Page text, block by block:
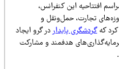
این کنفرانس،
تجارت، حمل‌ونقل و
گردشگری پایداردر گرو ایجاد
هدفمند و مشارکت